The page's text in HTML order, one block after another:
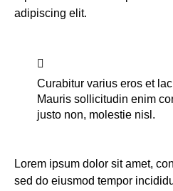
adipiscing elit.
Curabitur varius eros et
Mauris sollicitudin enim
justo non, molestie nisl.
Lorem ipsum dolor sit amet,
sed do eiusmod tempor